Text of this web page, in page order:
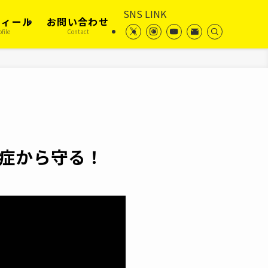
ール お問い合わせ
Contact
SNS LINK
から守る！